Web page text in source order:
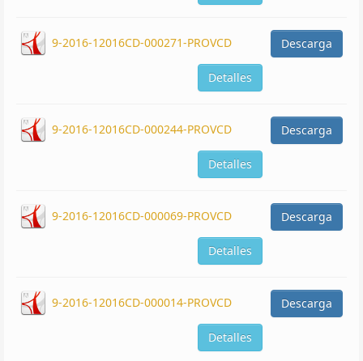
9-2016-12016CD-000271-PROVCD Descarga
Detalles
9-2016-12016CD-000244-PROVCD Descarga
Detalles
9-2016-12016CD-000069-PROVCD Descarga
Detalles
9-2016-12016CD-000014-PROVCD Descarga
Detalles